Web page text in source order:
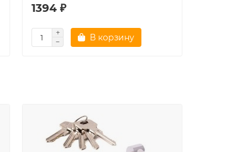
1394 ₽
В корзину